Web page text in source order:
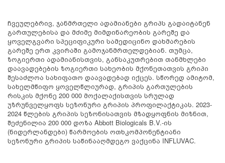
ჩვეულებრივ, ჯანმრთელი ადამიანები გრიპს გადაიტანენ
გართულებისა და მძიმე მიმდინარეობის გარეშე და
ყოველგვარი სპეციფიკური სამედიცინო დახმარების
გარეშე ერთ კვირაში გამოჯანმრთელდებიან. თუმცა,
ზოგიერთი ადამიანისთვის, განსაკუთრებით თანმხლები
დაავადებების ზოგიერთი სახეობის მქონეთათვის გრიპი
შესაძლოა სახიფათო დაავადებად იქცეს. სწორედ ამიტომ,
სახელმწიფო ყოველწლიურად, გრიპის გართულების
რისკის მქონე 200 000 მოქალაქისთვის სრულად
უზრუნველყოფს სეზონური გრიპის პროფილაქტიკას. 2023-
2024 წლების გრიპის სეზონისათვის მზადყოფნის მიზნით,
შეძენილია 200 000 დოზა Abbott Biologicals B.V.-ის
(ნიდერლანდები) წარმოების ოთხკომპონენტიანი
სეზონური გრიპის საწინააღმდეგო ვაქცინა INFLUVAC.